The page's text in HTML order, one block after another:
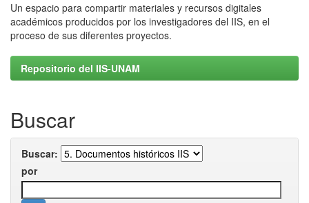
Un espacio para compartir materiales y recursos digitales
académicos producidos por los investigadores del IIS, en el
proceso de sus diferentes proyectos.
Repositorio del IIS-UNAM
Buscar
Buscar:
por